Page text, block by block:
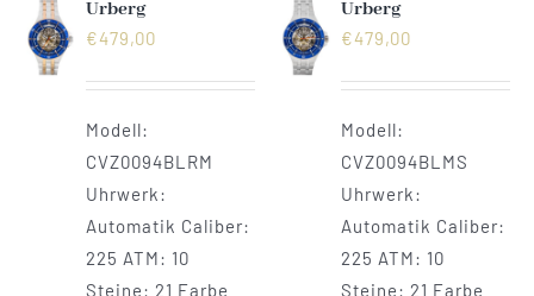
Urberg
€479,00
Modell:
CVZ0094BLRM
Uhrwerk:
Automatik Caliber:
225 ATM: 10
Steine: 21 Farbe
Urberg
€479,00
Modell:
CVZ0094BLMS
Uhrwerk:
Automatik Caliber:
225 ATM: 10
Steine: 21 Farbe